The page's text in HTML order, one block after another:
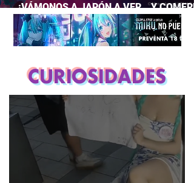
¡VÁMONOS A JAPÓN A VER… Y
LA PELÍCULA DE MARIO GALAXY!
CURIOSIDADES